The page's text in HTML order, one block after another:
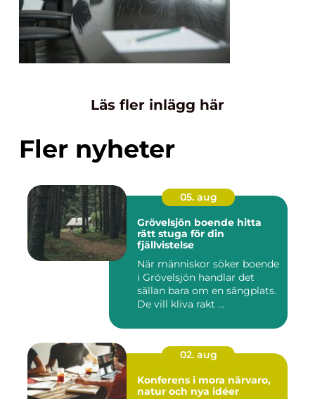
Läs fler inlägg här
Fler nyheter
05. aug
Grövelsjön boende hitta
rätt stuga för din
fjällvistelse
När människor söker boende
i Grövelsjön handlar det
sällan bara om en sängplats.
De vill kliva rakt ...
02. aug
Konferens i mora närvaro,
natur och nya idéer